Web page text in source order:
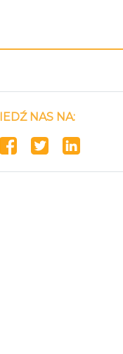
NAS NA: